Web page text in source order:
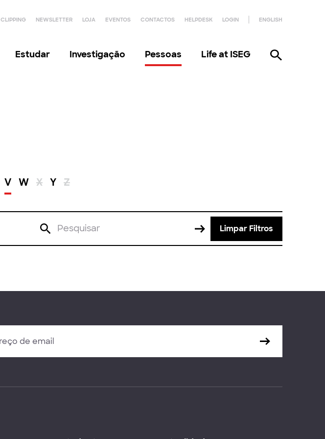
CLIPPING NEWSLETTER LOJA EVENTOS CONTACTOS HELPDESK LOGIN ENGLISH
Estudar Investigação Pessoas Life at ISEG
V W X Y Z
Limpar Filtros